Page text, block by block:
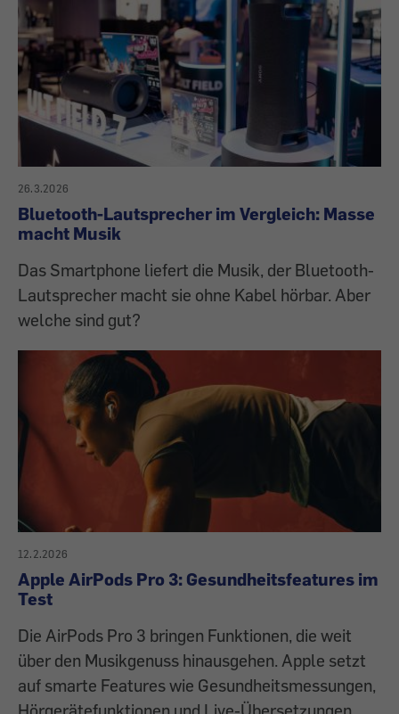
26.3.2026
Bluetooth-Lautsprecher im Vergleich: Masse
macht Musik
Das Smartphone liefert die Musik, der Bluetooth-
Lautsprecher macht sie ohne Kabel hörbar. Aber
welche sind gut?
12.2.2026
Apple AirPods Pro 3: Gesundheitsfeatures im
Test
Die AirPods Pro 3 bringen Funktionen, die weit
über den Musikgenuss hinausgehen. Apple setzt
auf smarte Features wie Gesundheitsmessungen,
Hörgerätefunktionen und Live-Übersetzungen.